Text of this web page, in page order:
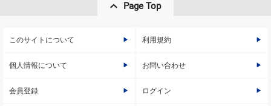
Page Top
このサイトについて 利用規約
個人情報について お問い合わせ
会員登録 ログイン